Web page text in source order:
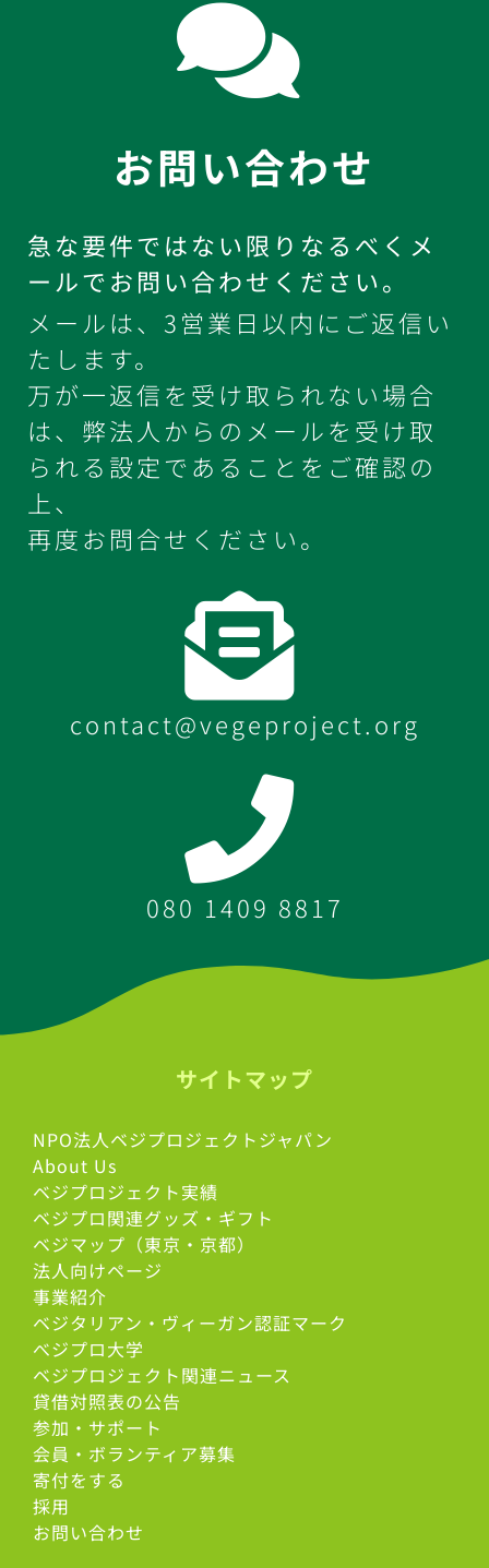
お問い合わせ
急な要件ではない限りなるべくメ
ールでお問い合わせください。
メールは、3営業日以内にご返信い
たします。
万が一返信を受け取られない場合
は、弊法人からのメールを受け取
られる設定であることをご確認の
上、
再度お問合せください。
contact@vegeproject.org
080 1409 8817
サイトマップ
NPO法人ベジプロジェクトジャパン
About Us
ベジプロジェクト実績
ベジプロ関連グッズ・ギフト
ベジマップ（東京・京都）
法人向けページ
事業紹介
ベジタリアン・ヴィーガン認証マーク
べジプロ大学
ベジプロジェクト関連ニュース
貸借対照表の公告
参加・サポート
会員・ボランティア募集
寄付をする
採用
お問い合わせ